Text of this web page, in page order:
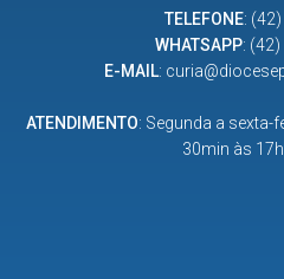
TELEFONE:
WHATSAPP: (42)
E-MAIL:
ATENDIMENTO: Segunda a sexta-
30min às